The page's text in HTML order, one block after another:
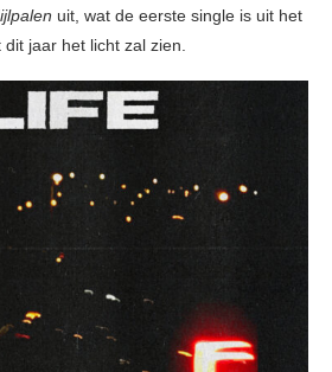
uit, wat de eerste single is uit het
jaar het licht zal zien.